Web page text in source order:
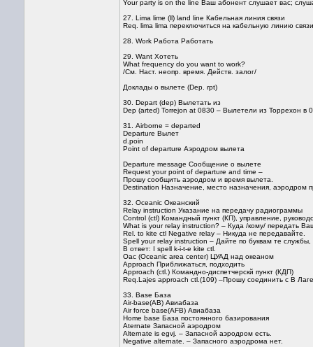
Your party is on the line Ваш абонент слушает вас;
27. Lima lime (ll) land line Кабельная линия связи
Req. lima lima переключиться на кабельную линию
28. Work Работа Работать
29. Want Хотеть
What frequency do you want to work?
/См. Наст. неопр. время. Действ. залог/
Доклады о вылете (Dep. rpt)
30. Depart (dep) Вылетать из
Dep (arted) Torrejon at 0830 – Вылетели из Торрехон в
31. Airborne = departed
Departure Вылет
d.poin
Point of departure Аэродром вылета
Departure message Сообщение о вылете
Request your point of departure and time –
Прошу сообщить аэродром и время вылета.
Destination Назначение, место назначения, аэродром
32. Oceanic Океанский
Relay instruction Указание на передачу радиограммы
Control (ctl) Командный пункт (КП), управление,
What is your relay instruction? – Куда /кому/ передать
Rel. to kite ctl Negative relay – Никуда не передавайте.
Spell your relay instruction – Дайте по буквам те
В ответ: I spell k-i-t-e kite ctl.
Oac (Oceanic area center) ЦУАД над океаном
Approach Приближаться, подходить
Approach (ctl.) Командно-диспетчерскй пункт (КДП)
Req.Lajes approach ctl.(109) –Прошу соединить с В
33. Base База
Air-base(AB) Авиабаза
Air force base(AFB) Авиабаза
Home base База постоянного базирования
Aternate Запасной аэродром
Alternate is egvj. – Запасной аэродром eсть.
Negative alternate. – Запасного аэродрома нет.